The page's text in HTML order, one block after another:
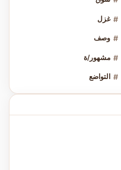
# غزل
# وصف
# مشهور/ة
# التواضع